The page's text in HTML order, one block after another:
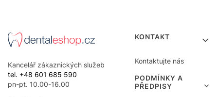
Kancelář zákaznických služeb
tel. +48 601 685 590
pn-pt. 10.00-16.00
Menu v zápatí
KONTAKT
Kontaktujte nás
PODMÍNKY A
PŘEDPISY